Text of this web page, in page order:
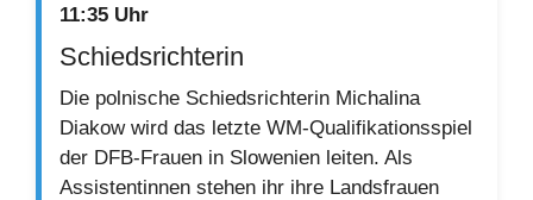
11:35 Uhr
Schiedsrichterin
Die polnische Schiedsrichterin Michalina
Diakow wird das letzte WM-Qualifikationsspiel
der DFB-Frauen in Slowenien leiten. Als
Assistentinnen stehen ihr ihre Landsfrauen